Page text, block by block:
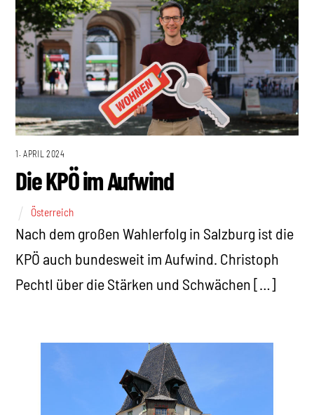
1. APRIL 2024
Die KPÖ im Aufwind
Österreich
Nach dem großen Wahlerfolg in Salzburg ist die
KPÖ auch bundesweit im Aufwind. Christoph
Pechtl über die Stärken und Schwächen […]